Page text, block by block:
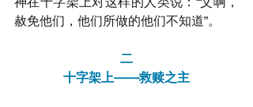
赦免他们，他们所做的他们不知道”。
二
十字架上——救赎之主